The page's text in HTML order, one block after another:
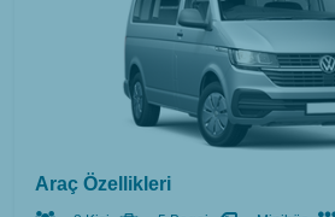
Araç Özellikleri